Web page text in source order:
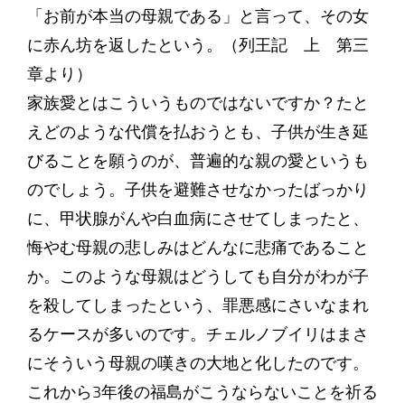
「お前が本当の母親である」と言って、その女
に赤ん坊を返したという。（列王記 上 第三
章より）
家族愛とはこういうものではないですか？たと
えどのような代償を払おうとも、子供が生き延
びることを願うのが、普遍的な親の愛というも
のでしょう。子供を避難させなかったばっかり
に、甲状腺がんや白血病にさせてしまったと、
悔やむ母親の悲しみはどんなに悲痛であること
か。このような母親はどうしても自分がわが子
を殺してしまったという、罪悪感にさいなまれ
るケースが多いのです。チェルノブイリはまさ
にそういう母親の嘆きの大地と化したのです。
これから3年後の福島がこうならないことを祈る